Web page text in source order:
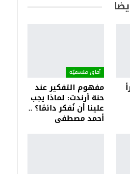
آفاق فلسفيّة‎
مفهوم التفكير عند
حنة أرندت: لماذا يجب
علينا أن نُفكر دائمًا؟ ..
أحمد مصطفى